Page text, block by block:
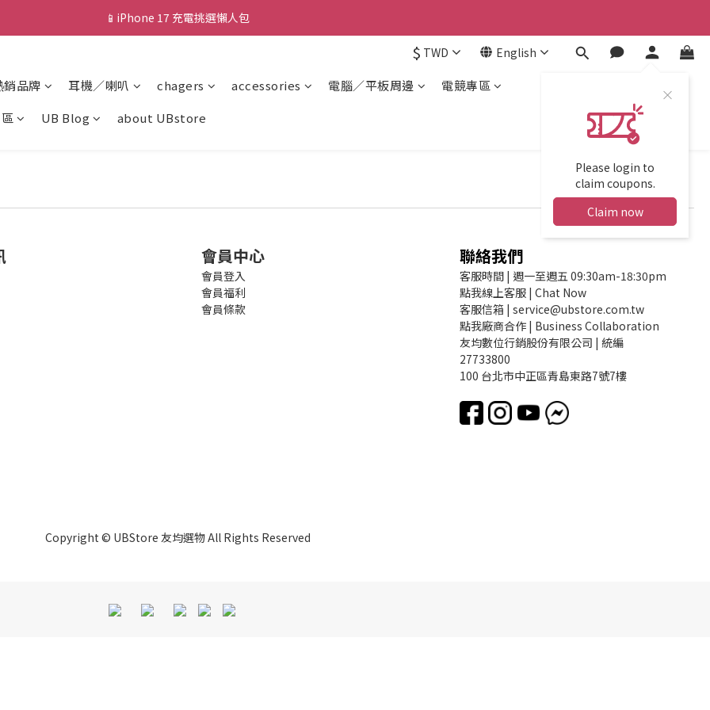
💰新會員送 $88 購物金
📱iPhone 17 充電挑選懶人包
$ TWD English
Please login to
claim coupons.
Claim now
銷品牌 耳機／喇叭 chagers accessories 電腦／平板周邊
電競專區
UB Blog about UBstore
會員中心
會員登入
會員福利
會員條款
聯絡我們
客服時間 | 週一至週五 09:30am-18:30pm
點我線上客服 | Chat Now
客服信箱 | service@ubstore.com.tw
點我廠商合作 | Business Collaboration
友均數位行銷股份有限公司 | 統編
27733800
100 台北市中正區青島東路7號7樓
Copyright © UBStore 友均選物 All Rights Reserved